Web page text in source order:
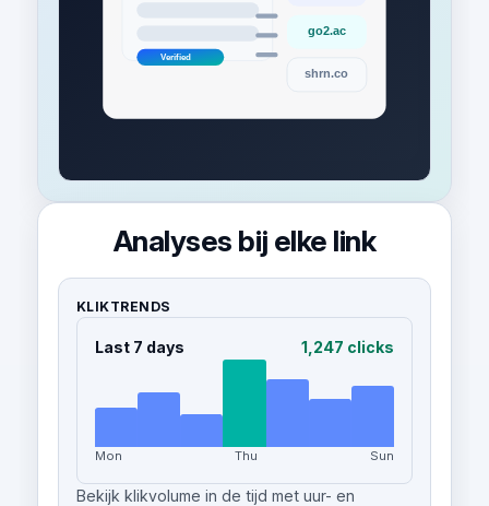
Analyses bij elke link
KLIKTRENDS
Last 7 days 1,247 clicks
Mon Thu Sun
Bekijk klikvolume in de tijd met uur- en